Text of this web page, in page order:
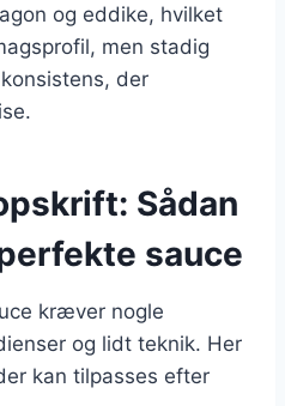
og eddike, hvilket
men stadig
der
Sådan
sauce
kræver nogle
og lidt teknik. Her
kan tilpasses efter